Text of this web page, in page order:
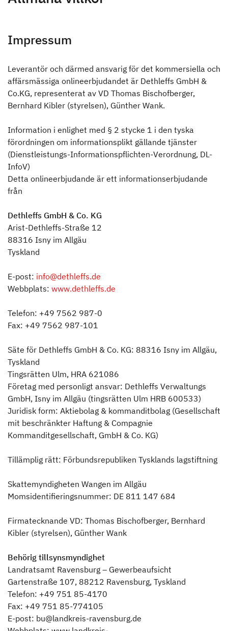
Dethleffs pluspunkter
Ansvar
Sök återförsäljare
Impressum
Leverantör och därmed ansvarig för det kommersiella och
affärsmässiga onlineerbjudandet är Dethleffs GmbH &
Co.KG, representerat av VD Thomas Bischofberger,
Bernhard Kibler (styrelsen), Günther Wank.
Information i enlighet med § 2 stycke 1 i den tyska
förordningen om informationsplikt gällande tjänster
(Dienstleistungs-Informationspflichten-Verordnung, DL-
InfoV)
Detta onlineerbjudande är ett informationserbjudande
från
Dethleffs GmbH & Co. KG
Arist-Dethleffs-Straße 12
88316 Isny im Allgäu
Tyskland
E-post: info@dethleffs.de
Webbplats: www.dethleffs.de
Telefon: +49 7562 987-0
Fax: +49 7562 987-101
Säte för Dethleffs GmbH & Co. KG: 88316 Isny im Allgäu,
Tyskland
Tingsrätten Ulm, HRA 621086
Företag med personligt ansvar: Dethleffs Verwaltungs
GmbH, Isny im Allgäu (tingsrätten Ulm HRB 600533)
Juridisk form: Aktiebolag & kommanditbolag (Gesellschaft
mit beschränkter Haftung & Compagnie
Kommanditgesellschaft, GmbH & Co. KG)
Tillämplig rätt: Förbundsrepubliken Tysklands lagstiftning
Skattemyndigheten Wangen im Allgäu
Momsidentifieringsnummer: DE 811 147 684
Firmatecknande VD: Thomas Bischofberger, Bernhard
Kibler (styrelsen), Günther Wank
Behörig tillsynsmyndighet
Landratsamt Ravensburg – Gewerbeaufsicht
Gartenstraße 107, 88212 Ravensburg, Tyskland
Telefon: +49 751 85-4170
Fax: +49 751 85-774105
E-post: bu@landkreis-ravensburg.de
Sök efter Dethleffs återförsäljare
Hitta en Dethleffs återförsäljare nära dig